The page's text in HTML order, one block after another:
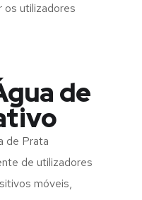
os utilizadores
de
de Prata
de utilizadores
móveis,